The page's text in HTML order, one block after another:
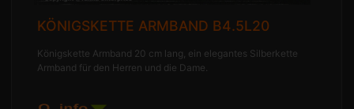
KÖNIGSKETTE ARMBAND B4.5L20
Königskette Armband 20 cm lang, ein elegantes Silberkette
Armband für den Herren und die Dame.